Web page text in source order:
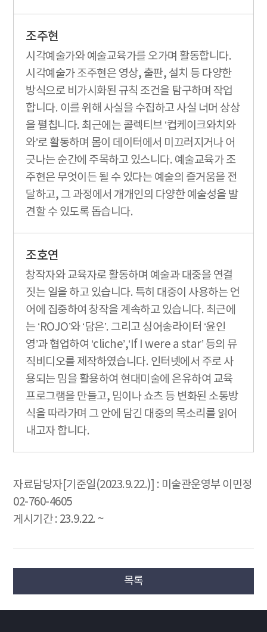
조주현
시각예술가와 예술교육가를 오가며 활동합니다.
시각예술가 조주현은 영상, 출판, 설치 등 다양한
방식으로 비가시화된 규칙 조건을 탐구하며 작업
합니다. 이를 위해 사실을 수집하고 사실 너머 상상
을 펼칩니다. 최근에는 콜렉티브 ‘컵케이크와치와
와’로 활동하며 몸이 데이터에서 미끄러지거나 어
긋나는 순간에 주목하고 있스니다. 예술교육가 조
주현은 무엇이든 될 수 있다는 예술의 즐거움을 전
달하고, 그 과정에서 개개인의 다양한 예술성을 발
견할 수 있도록 돕습니다.
조호연
창작자와 교육자로 활동하며 예술과 대중을 연결
짓는 일을 하고 있습니다. 특히 대중이 사용하는 언
어에 집중하여 창작을 계속하고 있습니다. 최근에
는 ‘ROJO’와 ‘담은’. 그리고 싱어송라이터 ‘윤인
영’과 협업하여 ‘cliche’,‘If I were a star’ 등의 뮤
직비디오를 제작하였습니다. 인터넷에서 주로 사
용되는 밈을 활용하여 현대미술에 은유하여 교육
프로그램을 만들고, 밈이나 쇼츠 등 변화된 소통방
식을 따라가며 그 안에 담긴 대중의 목소리를 읽어
내고자 합니다.
자료담당자[기준일(2023.9.22.)] : 미술관운영부 이민정
02-760-4605
게시기간 : 23.9.22. ~
목록